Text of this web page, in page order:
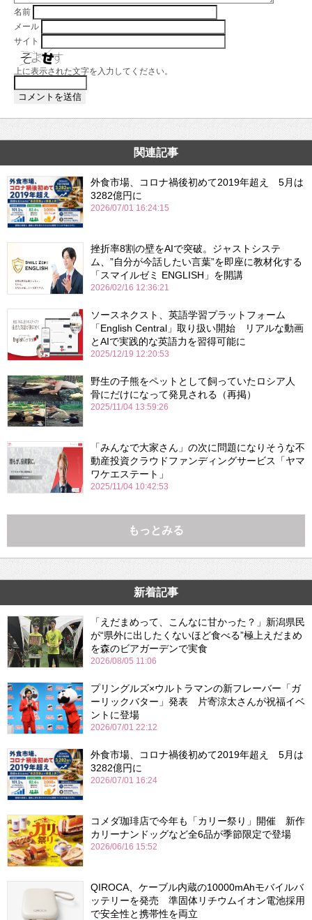
名前
メール
サイト
上に表示された文字を入力してください。
関連記事
外食市場、コロナ禍後初めて2019年超え 5月は
3282億円に
2026/07/01 16:24:15
挫折率8割の壁をAIで突破。ジャストシステ
ム、”自分が今話したい言葉”を即座に教材化する
「スマイルゼミ ENGLISH」を開講
2026/02/16 12:36:21
ソースネクスト、英語学習プラットフォーム
「English Central」取り扱い開始 リアルな動画
とAIで実践的な英語力を習得可能に
2025/12/19 12:20:53
野生の子熊をペットとして飼っていたロシア人
骨にだけになって発見される（再掲）
2025/11/04 13:59:26
「みんなで大家さん」の次に問題になりそうな不
動産投資クラウドファンディングサービス「ヤマ
ワケエステート」
2025/11/04 10:42:53
もっとみる
新着記事
「えだまめって、こんなに甘かった？」新潟県民
が“県外に出したくないほど食べる”極上えだまめ
を森のビアガーデンで実食
2026/08/05 11:06
プリングルズ×ウルトラマンの新フレーバー「ガ
ーリックバター」発表 片寄涼太さんが祝福イベ
ントに登場
2026/07/01 22:12
外食市場、コロナ禍後初めて2019年超え 5月は
3282億円に
2026/07/01 16:24
コメダ珈琲店で今年も「カリー祭り」開催 新作
カリーナンドッグなど全6品が季節限定で登場
2026/06/16 15:52
QIROCA、ケーブル内蔵の10000mAhモバイルバ
ッテリーを発売 準固体リチウムイオン電池採用
で安全性と携帯性を両立